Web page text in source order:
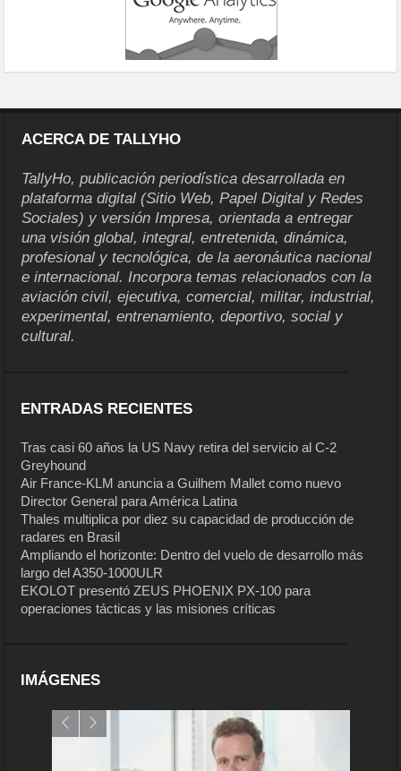
ACERCA DE TALLYHO
TallyHo, publicación periodística desarrollada en
plataforma digital (Sitio Web, Papel Digital y Redes
Sociales) y versión Impresa, orientada a entregar
una visión global, integral, entretenida, dinámica,
profesional y tecnológica, de la aeronáutica nacional
e internacional. Incorpora temas relacionados con la
aviación civil, ejecutiva, comercial, militar, industrial,
experimental, entrenamiento, deportivo, social y
cultural.
ENTRADAS RECIENTES
Tras casi 60 años la US Navy retira del servicio al C-2
Greyhound
Air France-KLM anuncia a Guilhem Mallet como nuevo
Director General para América Latina
Thales multiplica por diez su capacidad de producción de
radares en Brasil
Ampliando el horizonte: Dentro del vuelo de desarrollo más
largo del A350-1000ULR
EKOLOT presentó ZEUS PHOENIX PX-100 para
operaciones tácticas y las misiones críticas
IMÁGENES